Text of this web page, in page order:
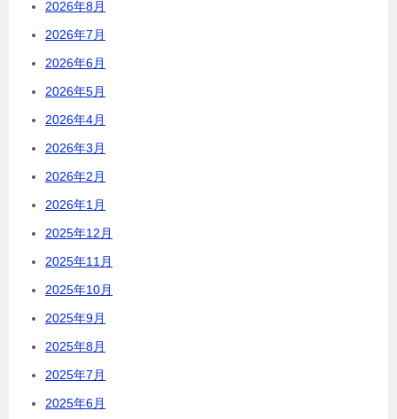
2026年8月
2026年7月
2026年6月
2026年5月
2026年4月
2026年3月
2026年2月
2026年1月
2025年12月
2025年11月
2025年10月
2025年9月
2025年8月
2025年7月
2025年6月